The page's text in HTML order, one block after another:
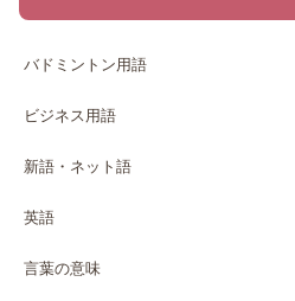
バドミントン用語
ビジネス用語
新語・ネット語
英語
言葉の意味